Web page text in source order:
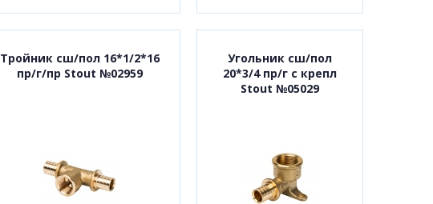
Тройник сш/пол 16*1/2*16
пр/г/пр Stout №02959
Угольник сш/пол
20*3/4 пр/г с крепл
Stout №05029